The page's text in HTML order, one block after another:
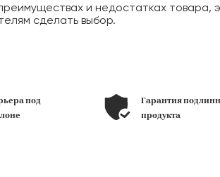
и недостатках товара,
сделать выбор.
под
Гарантия
продукта